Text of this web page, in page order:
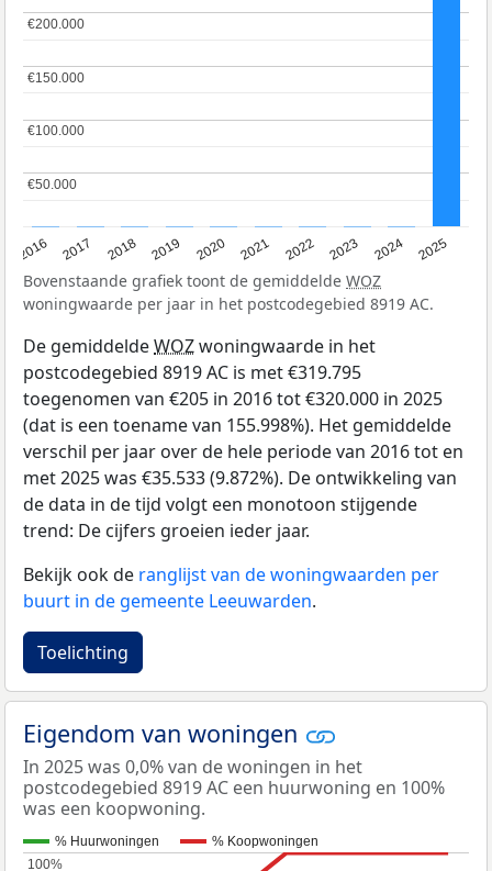
2016 2017 2018 2019 2020 2021 2022 2023 2024 2025
€50.000
€50.000
€100.000
€100.000
€150.000
€150.000
€200.000
€200.000
Bovenstaande grafiek toont de gemiddelde WOZ
woningwaarde per jaar in het postcodegebied 8919 AC.
De gemiddeldeWOZwoningwaarde in het
postcodegebied 8919 AC is met €319.795
toegenomen van €205 in 2016 tot €320.000 in 2025
(dat is een toename van 155.998%). Het gemiddelde
verschil per jaar over de hele periode van 2016 tot en
met 2025 was €35.533 (9.872%). De ontwikkeling van
de data in de tijd volgt een monotoon stijgende
trend: De cijfers groeien ieder jaar.
Bekijk ook de ranglijst van de woningwaarden per
buurt in de gemeente Leeuwarden.
Toelichting
Eigendom van woningen
In 2025 was 0,0% van de woningen in het
postcodegebied 8919 AC een huurwoning en 100%
was een koopwoning.
% Huurwoningen
% Koopwoningen
100%
100%